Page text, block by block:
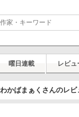
曜日連載 レビュ
わかばまぁくさんのレ